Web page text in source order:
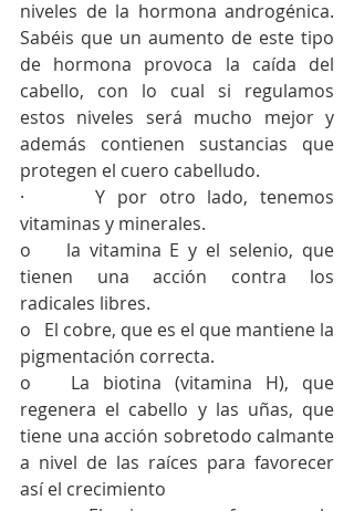
niveles de la hormona androgénica.
Sabéis que un aumento de este tipo
de hormona provoca la caída del
cabello, con lo cual si regulamos
estos niveles será mucho mejor y
además contienen sustancias que
protegen el cuero cabelludo.
· Y por otro lado, tenemos
vitaminas y minerales.
o
la vitamina E y el selenio, que
tienen una acción contra los
radicales libres.
o El cobre, que es el que mantiene la
pigmentación correcta.
o La biotina (vitamina H), que
regenera el cabello y las uñas, que
tiene una acción sobretodo calmante
a nivel de las raíces para favorecer
así el crecimiento